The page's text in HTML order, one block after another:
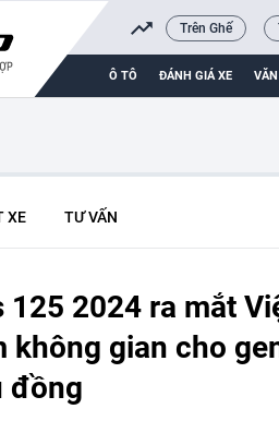
Trên Ghế
Ô TÔ ĐÁNH GIÁ XE
XE TƯ VẤN
125 2024 ra mắt
không gian cho
đồng